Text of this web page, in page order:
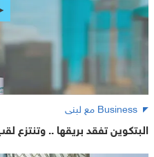
Business مع لبنى
البتكوين تفقد بريقها .. وتنتزع